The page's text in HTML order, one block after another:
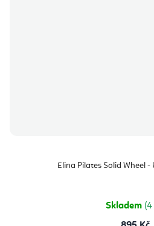
Elina Pilates Solid Wheel
Skladem (4